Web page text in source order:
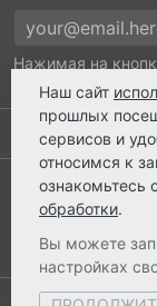
Нажимая на
политики
Наш сайт
прошлых
сервисов и
относимся к
ознакомьтесь с
обработки.
Вы можете
настройках